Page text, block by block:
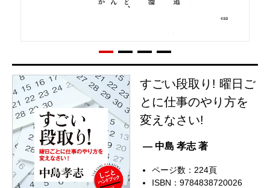
すごい段取り! 曜日ご
とに仕事のやり方を
変えなさい!
— 中島 孝志 著
ページ数：224頁
ISBN：9784838720026